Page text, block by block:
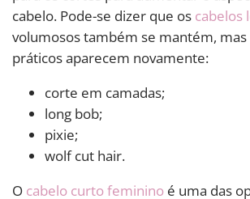
cabelo. Pode-se dizer que os cabelos
volumosos também se mantém, mas
práticos aparecem novamente:
corte em camadas;
long bob;
pixie;
wolf cut hair.
O cabelo curto feminino é uma das